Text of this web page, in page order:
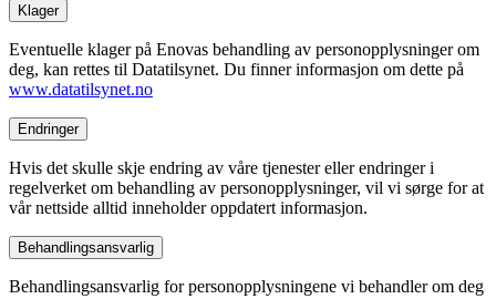
Klager
Eventuelle klager på Enovas behandling av personopplysninger om
deg, kan rettes til Datatilsynet. Du finner informasjon om dette på
www.datatilsynet.no
Endringer
Hvis det skulle skje endring av våre tjenester eller endringer i
regelverket om behandling av personopplysninger, vil vi sørge for at
vår nettside alltid inneholder oppdatert informasjon.
Behandlingsansvarlig
Behandlingsansvarlig for personopplysningene vi behandler om deg